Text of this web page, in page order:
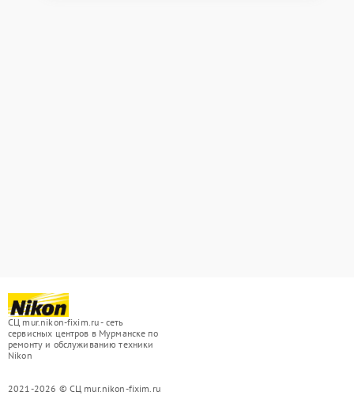
СЦ mur.nikon-fixim.ru - сеть
сервисных центров в Мурманске по
ремонту и обслуживанию техники
Nikon
2021-2026 © СЦ mur.nikon-fixim.ru